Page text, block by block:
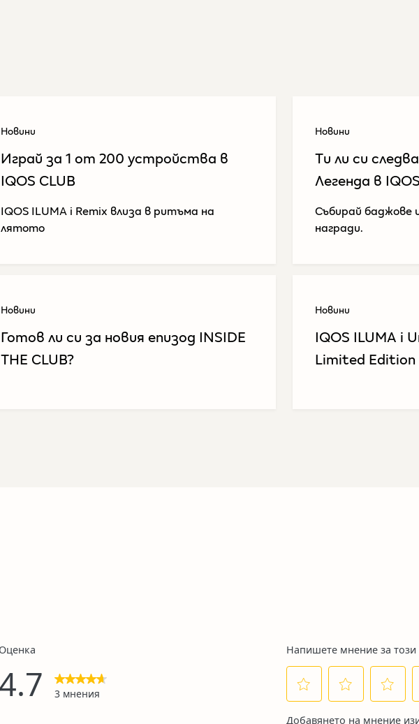
Новини
Играй за 1 от 200 устройства​ в
IQOS CLUB
IQOS ILUMA i Remix влиза в ритъма на
лятото
Новини
Tи ли си
Легенда в
Събирай баджове
награди.
Новини
Готов ли си за новия епизод INSIDE
THE CLUB?​
Новини
IQOS ILUMA i
Limited Edition